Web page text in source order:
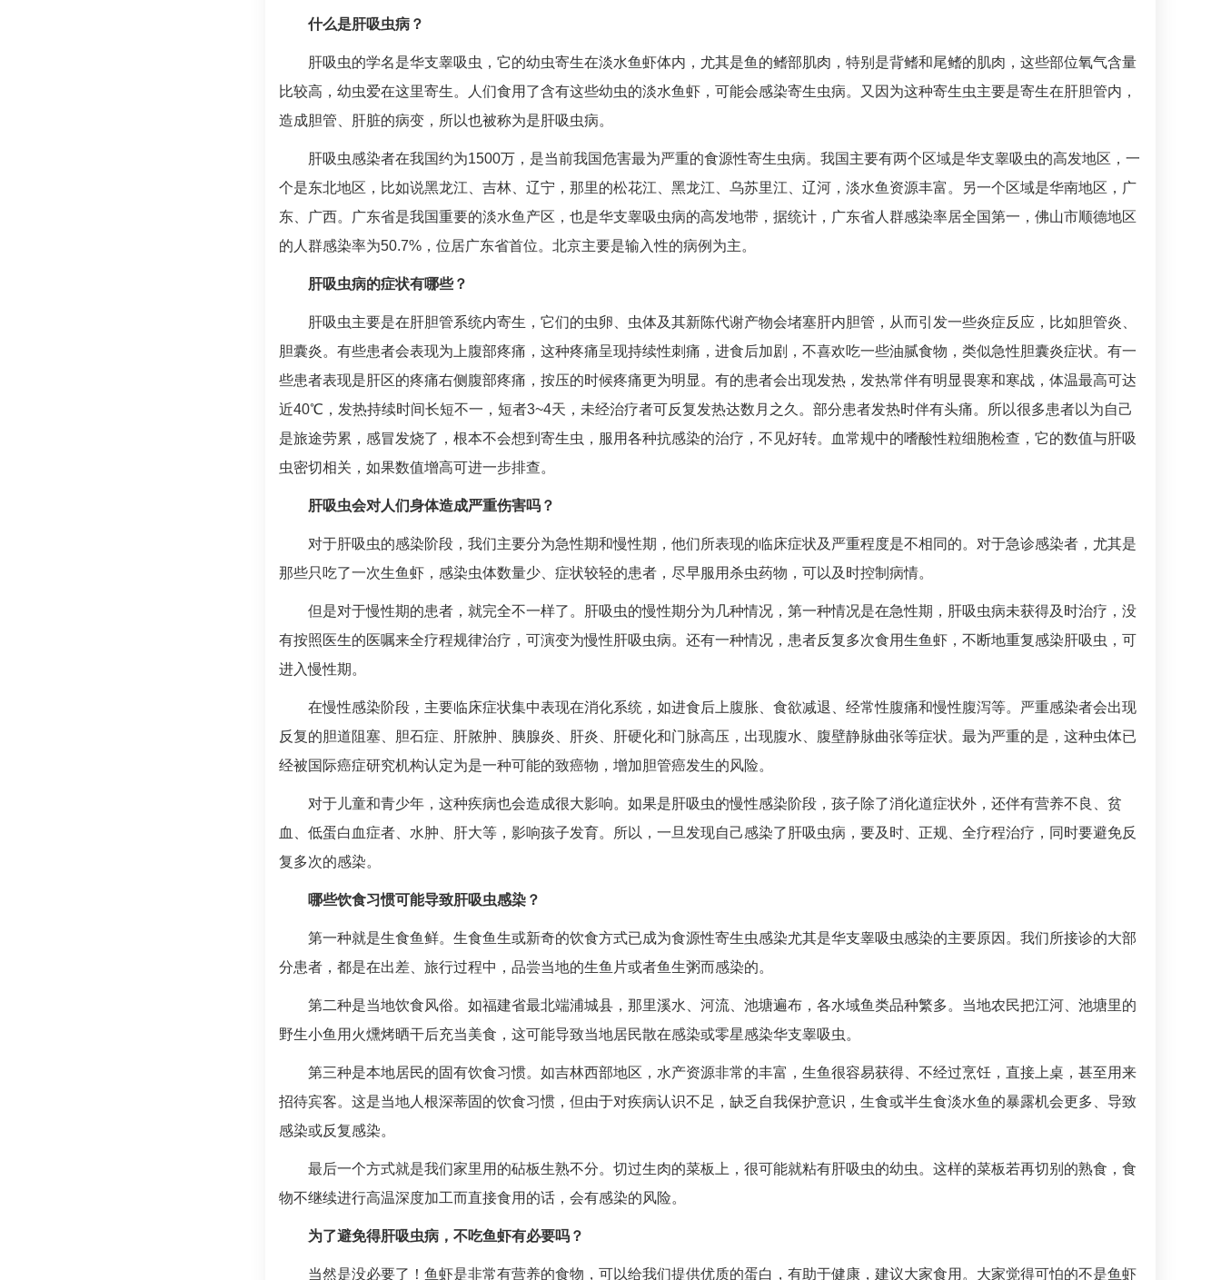
什么是肝吸虫病？
肝吸虫的学名是华支睾吸虫，它的幼虫寄生在淡水鱼虾体内，尤其是鱼的鳍部肌肉，特别是背鳍和尾鳍的肌肉，这些部位氧气含量
比较高，幼虫爱在这里寄生。人们食用了含有这些幼虫的淡水鱼虾，可能会感染寄生虫病。又因为这种寄生虫主要是寄生在肝胆管内，
造成胆管、肝脏的病变，所以也被称为是肝吸虫病。
肝吸虫感染者在我国约为1500万，是当前我国危害最为严重的食源性寄生虫病。我国主要有两个区域是华支睾吸虫的高发地区，一
个是东北地区，比如说黑龙江、吉林、辽宁，那里的松花江、黑龙江、乌苏里江、辽河，淡水鱼资源丰富。另一个区域是华南地区，广
东、广西。广东省是我国重要的淡水鱼产区，也是华支睾吸虫病的高发地带，据统计，广东省人群感染率居全国第一，佛山市顺德地区
的人群感染率为50.7%，位居广东省首位。北京主要是输入性的病例为主。
肝吸虫病的症状有哪些？
肝吸虫主要是在肝胆管系统内寄生，它们的虫卵、虫体及其新陈代谢产物会堵塞肝内胆管，从而引发一些炎症反应，比如胆管炎、
胆囊炎。有些患者会表现为上腹部疼痛，这种疼痛呈现持续性刺痛，进食后加剧，不喜欢吃一些油腻食物，类似急性胆囊炎症状。有一
些患者表现是肝区的疼痛右侧腹部疼痛，按压的时候疼痛更为明显。有的患者会出现发热，发热常伴有明显畏寒和寒战，体温最高可达
近40℃，发热持续时间长短不一，短者3~4天，未经治疗者可反复发热达数月之久。部分患者发热时伴有头痛。所以很多患者以为自己
是旅途劳累，感冒发烧了，根本不会想到寄生虫，服用各种抗感染的治疗，不见好转。血常规中的嗜酸性粒细胞检查，它的数值与肝吸
虫密切相关，如果数值增高可进一步排查。
肝吸虫会对人们身体造成严重伤害吗？
对于肝吸虫的感染阶段，我们主要分为急性期和慢性期，他们所表现的临床症状及严重程度是不相同的。对于急诊感染者，尤其是
那些只吃了一次生鱼虾，感染虫体数量少、症状较轻的患者，尽早服用杀虫药物，可以及时控制病情。
但是对于慢性期的患者，就完全不一样了。肝吸虫的慢性期分为几种情况，第一种情况是在急性期，肝吸虫病未获得及时治疗，没
有按照医生的医嘱来全疗程规律治疗，可演变为慢性肝吸虫病。还有一种情况，患者反复多次食用生鱼虾，不断地重复感染肝吸虫，可
进入慢性期。
在慢性感染阶段，主要临床症状集中表现在消化系统，如进食后上腹胀、食欲减退、经常性腹痛和慢性腹泻等。严重感染者会出现
反复的胆道阻塞、胆石症、肝脓肿、胰腺炎、肝炎、
肝硬化和门脉高压，出现腹水、腹壁静脉曲张等症状。最为严重的是，这种虫体已
经被国际癌症研究机构认定为是一种可能的致癌物，增加胆管癌发生的风险。
对于儿童和青少年，这种疾病也会造成很大影响。如果是肝吸虫的慢性感染阶段，孩子除了消化道症状外，还伴有营养不良、贫
血、低蛋白血症者、水肿、肝大等，影响孩子发育。所以，一旦发现自己感染了肝吸虫病，要及时、正规、全疗程治疗，同时要避免反
复多次的感染。
哪些饮食习惯可能导致肝吸虫感染？
第一种就是生食鱼鲜。生食鱼生或新奇的饮食方式已成为食源性寄生虫感染尤其是华支睾吸虫感染的主要原因。我们所接诊的大部
分患者，都是在出差、旅行过程中，品尝当地的生鱼片或者鱼生粥而感染的。
第二种是当地饮食风俗。如福建省最北端浦城县，那里溪水、河流、池塘遍布，各水域鱼类品种繁多。当地农民把江河、池塘里的
野生小鱼用火燻烤晒干后充当美食，这可能导致当地居民散在感染或零星感染华支睾吸虫。
第三种是本地居民的固有饮食习惯。如吉林西部地区，水产资源非常的丰富，生鱼很容易获得、不经过烹饪，直接上桌，甚至用来
招待宾客。这是当地人根深蒂固的饮食习惯，但由于对疾病认识不足，缺乏自我保护意识，生食或半生食淡水鱼的暴露机会更多、导致
感染或反复感染。
最后一个方式就是我们家里用的砧板生熟不分。切过生肉的菜板上，很可能就粘有肝吸虫的幼虫。这样的菜板若再切别的熟食，食
物不继续进行高温深度加工而直接食用的话，会有感染的风险。
为了避免得肝吸虫病，不吃鱼虾有必要吗？
当然是没必要了！鱼虾是非常有营养的食物，可以给我们提供优质的蛋白，有助于健康，建议大家食用。大家觉得可怕的不是鱼虾